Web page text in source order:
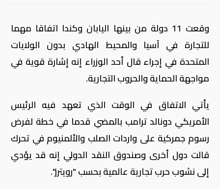
وقعت 11 دولة من بينها اليابان وكندا اتفاقا مهما
للتجارة في آسيا والمحيط الهادي بدون الولايات
المتحدة في إجراء قال أحد الوزراء إنه إشارة قوية في
مواجهة الحماية والحروب التجارية.
يأتي الاتفاق في الوقت الذي تعهد فيه الرئيس
الأمريكي دونالد ترامب بالمضي قدما في خطة لفرض
رسوم جمركية على واردات الصلب والألمنيوم في تحرك
قالت دول أخرى وصندوق النقد الدولي إنه قد يؤدي
إلى نشوب حرب تجارية عالمية بحسب "رويترز".